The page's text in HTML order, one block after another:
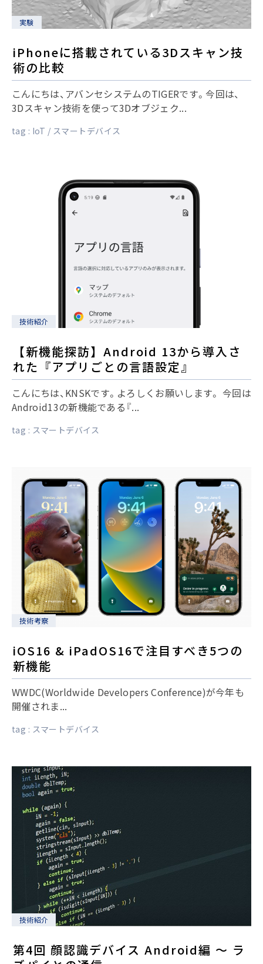
実験
iPhoneに搭載されている3Dスキャン技
術の比較
こんにちは、アバンセシステムのTIGERです。今回は、
3Dスキャン技術を使って3Dオブジェク...
tag : IoT スマートデバイス
技術紹介
【新機能探訪】Android 13から導入さ
れた『アプリごとの言語設定』
こんにちは、KNSKです。よろしくお願いします。 今回は
Android13の新機能である『...
tag : スマートデバイス
技術考察
iOS16 & iPadOS16で注目すべき5つの
新機能
WWDC(Worldwide Developers Conference)が今年も
開催されま...
tag : スマートデバイス
技術紹介
第4回 顔認識デバイス Android編 〜 ラ